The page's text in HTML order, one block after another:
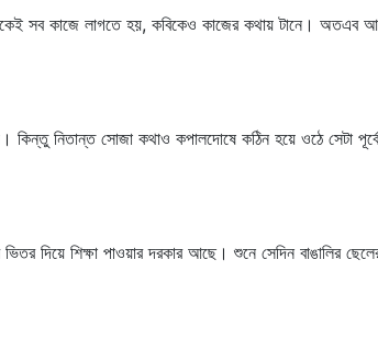
সব কাজে লাগতে হয়, কবিকেও কাজের কথায় টানে। অতএব
নিতান্ত সোজা কথাও কপালদোষে কঠিন হয়ে ওঠে সেটা পূর্বে
দিয়ে শিক্ষা পাওয়ার দরকার আছে। শুনে সেদিন বাঙালির